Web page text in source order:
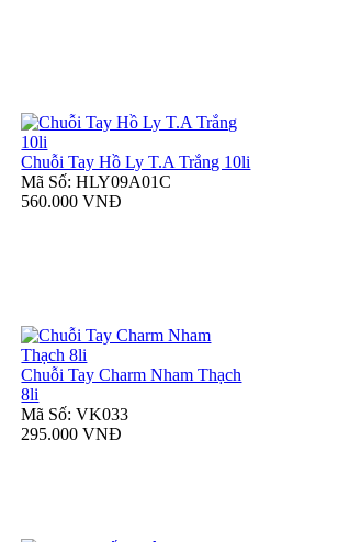
Chuỗi Tay Hồ Ly T.A Trắng 10li
Mã Số: HLY09A01C
560.000 VNĐ
Chuỗi Tay Charm Nham Thạch
8li
Mã Số: VK033
295.000 VNĐ